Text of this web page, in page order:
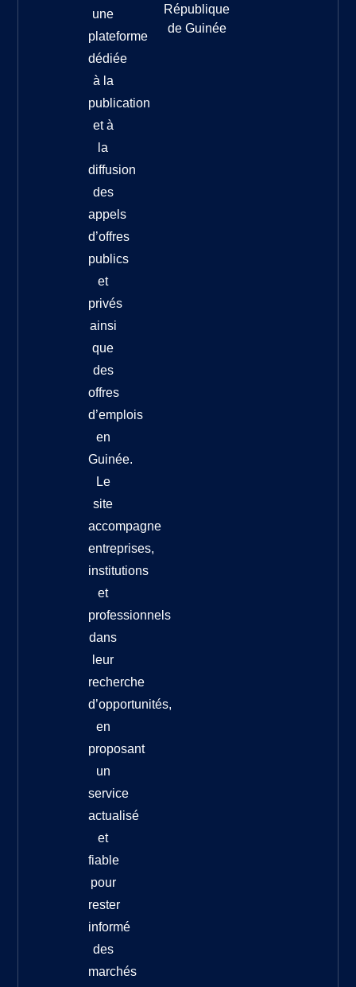
une
plateforme
dédiée
à la
publication
et à
la
diffusion
des
appels
d’offres
publics
et
privés
ainsi
que
des
offres
d’emplois
en
Guinée.
Le
site
accompagne
entreprises,
institutions
et
professionnels
dans
leur
recherche
d’opportunités,
en
proposant
un
service
actualisé
et
fiable
pour
rester
informé
des
marchés
République
de Guinée